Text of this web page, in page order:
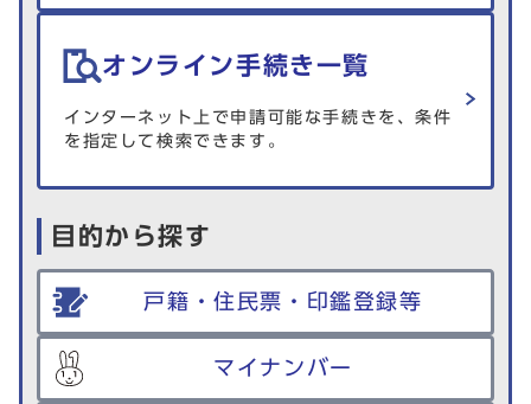
オンライン手続き一覧
インターネット上で申請可能な手続きを、条件
を指定して検索できます。
目的から探す
戸籍・住民票・印鑑登録等
マイナンバー